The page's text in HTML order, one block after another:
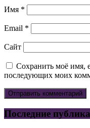
Имя *
Email *
Сайт
Сохранить моё имя,
последующих моих
Последние